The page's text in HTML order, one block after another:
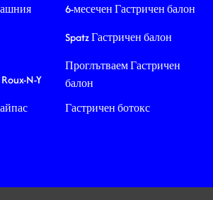
N-Y
6-месечен Гастричен балон
Spatz Гастричен балон
Проглътваем Гастричен
балон
Гастричен ботокс